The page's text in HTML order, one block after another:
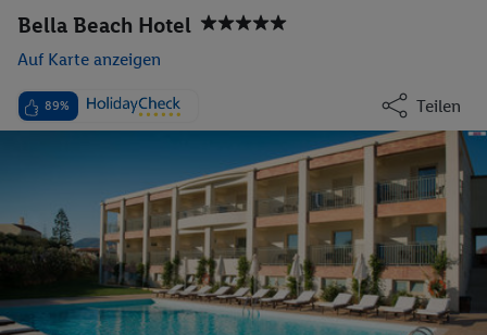
Bella Beach Hotel
Auf Karte anzeigen
89% Teilen